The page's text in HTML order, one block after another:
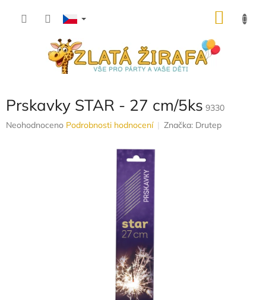
Prskavky STAR - 27 cm/5ks 9330
Průměrné
Neohodnoceno Podrobnosti hodnocení Značka: Drutep